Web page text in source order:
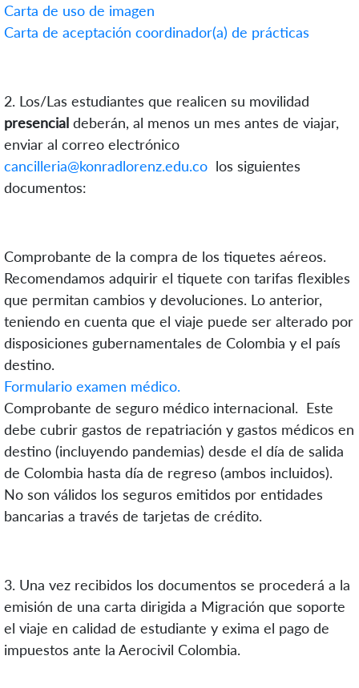
Carta de uso de imagen
Carta de aceptación coordinador(a) de prácticas
2. Los/Las estudiantes que realicen su movilidad
presencial deberán, al menos un mes antes de viajar,
enviar al correo electrónico
cancilleria@konradlorenz.edu.co los siguientes
documentos:
Comprobante de la compra de los tiquetes aéreos.
Recomendamos adquirir el tiquete con tarifas flexibles
que permitan cambios y devoluciones. Lo anterior,
teniendo en cuenta que el viaje puede ser alterado por
disposiciones gubernamentales de Colombia y el país
destino.
Formulario examen médico.
Comprobante de seguro médico internacional. Este
debe cubrir gastos de repatriación y gastos médicos en
destino (incluyendo pandemias) desde el día de salida
de Colombia hasta día de regreso (ambos incluidos).
No son válidos los seguros emitidos por entidades
bancarias a través de tarjetas de crédito.
3. Una vez recibidos los documentos se procederá a la
emisión de una carta dirigida a Migración que soporte
el viaje en calidad de estudiante y exima el pago de
impuestos ante la Aerocivil Colombia.